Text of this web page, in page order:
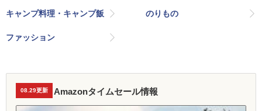
キャンプ料理・キャンプ飯 のりもの
ファッション
08.29更新 Amazonタイムセール情報